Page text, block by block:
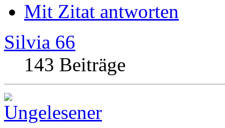
Mit Zitat antworten
Silvia 66
143 Beiträge